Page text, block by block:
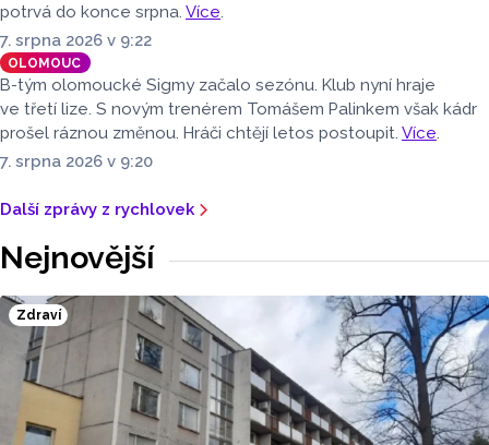
potrvá do konce srpna. Více.
7. srpna 2026 v 9:22
OLOMOUC
B-tým olomoucké Sigmy začalo sezónu. Klub nyní hraje
ve třetí lize. S novým trenérem Tomášem Palinkem však kádr
prošel ráznou změnou. Hráči chtějí letos postoupit. Více.
7. srpna 2026 v 9:20
Další zprávy z rychlovek
Nejnovější
Zdraví